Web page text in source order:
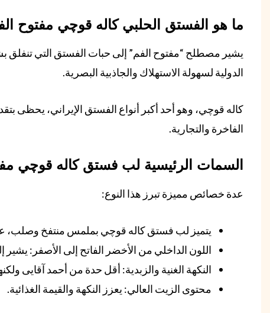
ما هو الفستق الحلبي كاله قوچي مفتوح
يشير مصطلح “مفتوح الفم” إلى حبات الفستق التي تنفلق
الدولية لسهولة الاستهلاك والجاذبية البصرية.
كاله قوچي، وهو أحد أكبر أنواع الفستق الإيراني، يحظى
الفاخرة والتجارية.
السمات الرئيسية لب فستق كاله قوچي
عدة خصائص مميزة تبرز هذا النوع:
يتميز لب فستق كاله قوچي بملمس منتفخ
اللون الداخلي من الأخضر الفاتح إلى الأصفر: يشير
النكهة الغنية والزبدية: أقل حدة من أحمد آقایی
محتوى الزيت العالي: يعزز النكهة والقيمة الغذائية.